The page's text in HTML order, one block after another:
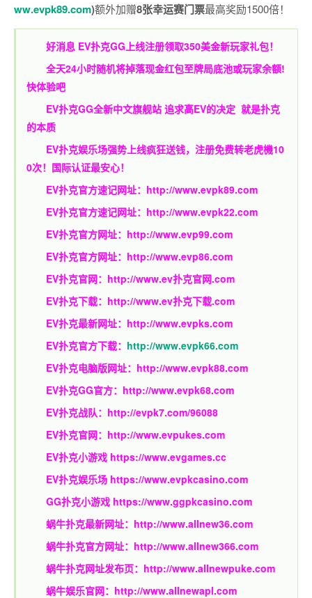
ww.evpk89.com)额外加赠8张幸运赛门票最高奖励1500倍！
好消息 EV扑克GG上线注册领取350美金新玩家礼包！
全天24小时随机将掉落现金红包至牌局底池或玩家余额!
快体验吧
EV扑克GG全新中文旗舰站 追求高EV的决定 就是扑克
的本质
EV扑克娱乐场强势上线疯狂送钱，注册免费转老虎機10
0次！国际认证最安心！
EV扑克官方速记网址： http://www.evpk89.com
EV扑克官方速记网址： http://www.evpk22.com
EV扑克官方网址： http://www.evp99.com
EV扑克官方网址： http://www.evp86.com
EV扑克官网： http://www.ev扑克官网.com
EV扑克下载： http://www.ev扑克下载.com
EV扑克最新网址： http://www.evpks.com
EV扑克官方下载： http://www.evpk66.com
EV扑克电脑版网址： http://www.evpk88.com
EV扑克GG官方： http://www.evpk68.com
EV扑克战队： http://evpk7.com/96088
EV扑克官网： http://www.evpukes.com
EV扑克小游戏 https://www.evgames.cc
EV扑克娱乐场 https://www.evpkcasino.com
GG扑克小游戏 https://www.ggpkcasino.com
蜗牛扑克最新网址： http://www.allnew36.com
蜗牛扑克官方网址： http://www.allnew366.com
蜗牛扑克网址发布页： http://www.allnewpuke.com
蜗牛娱乐官网： http://www.allnewapl.com